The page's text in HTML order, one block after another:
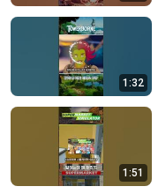
1:32
1:51